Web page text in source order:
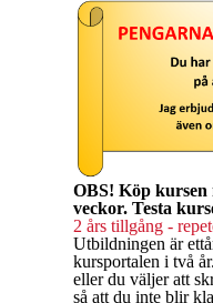
OBS! Köp kursen
veckor. Testa
2 års tillgång -
Utbildningen är
kursportalen i två
eller du väljer att
så att du inte blir